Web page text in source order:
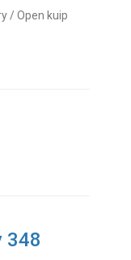
/ Open kuip
348